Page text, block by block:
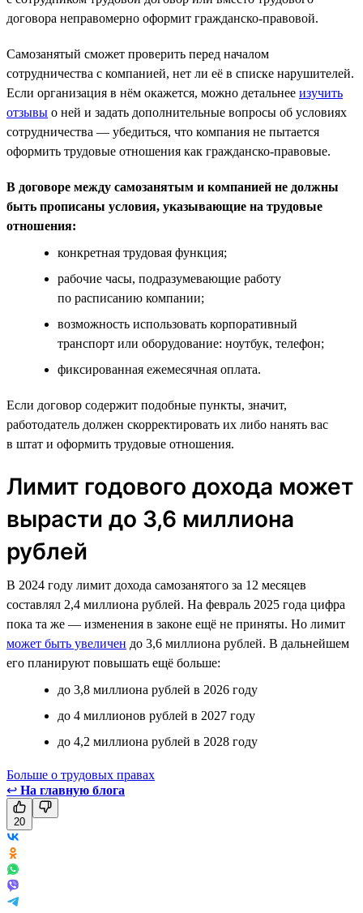
договора неправомерно оформит гражданско-правовой.
Самозанятый сможет проверить перед началом
сотрудничества с компанией, нет ли её в списке нарушителей.
Если организация в нём окажется, можно детальнее изучить
отзывы о ней и задать дополнительные вопросы об условиях
сотрудничества — убедиться, что компания не пытается
оформить трудовые отношения как гражданско-правовые.
В договоре между самозанятым и компанией не должны
быть прописаны условия, указывающие на трудовые
отношения:
конкретная трудовая функция;
рабочие часы, подразумевающие работу
по расписанию компании;
возможность использовать корпоративный
транспорт или оборудование: ноутбук, телефон;
фиксированная ежемесячная оплата.
Если договор содержит подобные пункты, значит,
работодатель должен скорректировать их либо нанять вас
в штат и оформить трудовые отношения.
Лимит годового дохода может
вырасти до 3,6 миллиона
рублей
В 2024 году лимит дохода самозанятого за 12 месяцев
составлял 2,4 миллиона рублей. На февраль 2025 года цифра
пока та же — изменения в законе ещё не приняты. Но лимит
может быть увеличен до 3,6 миллиона рублей. В дальнейшем
его планируют повышать ещё больше:
до 3,8 миллиона рублей в 2026 году
до 4 миллионов рублей в 2027 году
до 4,2 миллиона рублей в 2028 году
Больше о трудовых правах
↩ На главную блога
20